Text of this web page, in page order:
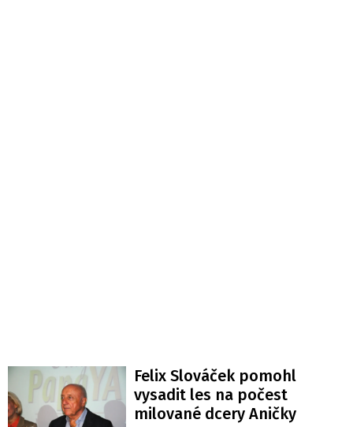
Felix Slováček pomohl
vysadit les na počest
milované dcery Aničky